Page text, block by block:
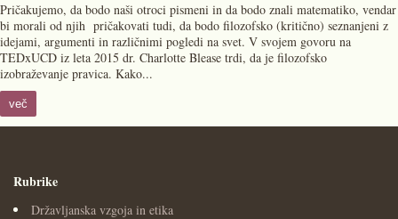
Pričakujemo, da bodo naši otroci pismeni in da bodo znali matematiko, vendar
bi morali od njih pričakovati tudi, da bodo filozofsko (kritično) seznanjeni z
idejami, argumenti in različnimi pogledi na svet. V svojem govoru na
TEDxUCD iz leta 2015 dr. Charlotte Blease trdi, da je filozofsko
izobraževanje pravica. Kako...
več
Rubrike
Državljanska vzgoja in etika